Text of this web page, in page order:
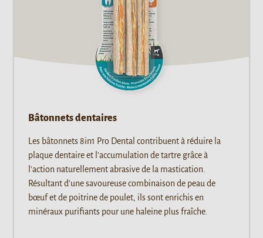
Bâtonnets dentaires
Les bâtonnets 8in1 Pro Dental contribuent à réduire la
plaque dentaire et l'accumulation de tartre grâce à
l'action naturellement abrasive de la mastication.
Résultant d'une savoureuse combinaison de peau de
bœuf et de poitrine de poulet, ils sont enrichis en
minéraux purifiants pour une haleine plus fraîche.